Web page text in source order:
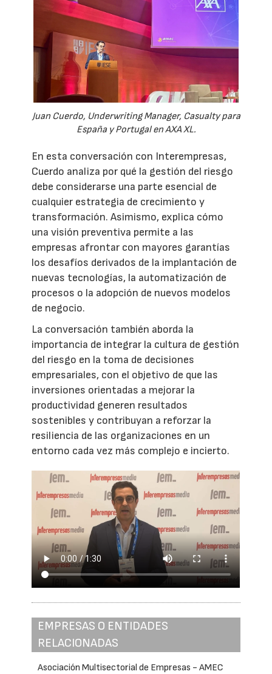
Juan Cuerdo, Underwriting Manager, Casualty para
España y Portugal en AXA XL.
En esta conversación con Interempresas,
Cuerdo analiza por qué la gestión del riesgo
debe considerarse una parte esencial de
cualquier estrategia de crecimiento y
transformación. Asimismo, explica cómo
una visión preventiva permite a las
empresas afrontar con mayores garantías
los desafíos derivados de la implantación de
nuevas tecnologías, la automatización de
procesos o la adopción de nuevos modelos
de negocio.
La conversación también aborda la
importancia de integrar la cultura de gestión
del riesgo en la toma de decisiones
empresariales, con el objetivo de que las
inversiones orientadas a mejorar la
productividad generen resultados
sostenibles y contribuyan a reforzar la
resiliencia de las organizaciones en un
entorno cada vez más complejo e incierto.
EMPRESAS O ENTIDADES
RELACIONADAS
Asociación Multisectorial de Empresas - AMEC